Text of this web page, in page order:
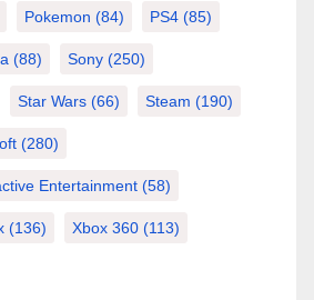
Pokemon (84) PS4 (85)
(88) Sony (250)
Star Wars (66) Steam (190)
(280)
Entertainment (58)
(136) Xbox 360 (113)